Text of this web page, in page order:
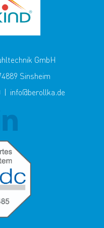
GmbH
Sinsheim
| info@berollka.de